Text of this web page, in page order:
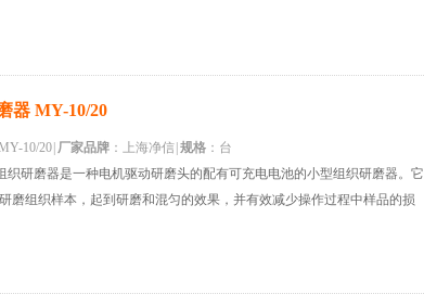
器 MY-10/20
10/20| 厂家品牌：上海净信| 规格：台
织研磨器是一种电机驱动研磨头的配有可充电电池的小型组织研磨器。它
磨组织样本，起到研磨和混匀的效果，并有效减少操作过程中样品的损